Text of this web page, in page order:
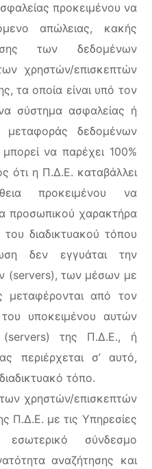
προκειμένου να
απώλειας, κακής
των δεδομένων
χρηστών/επισκεπτών
τα οποία είναι υπό τον
σύστημα ασφαλείας ή
μεταφοράς δεδομένων
να παρέχει 100%
ότι η Π.Δ.Ε. καταβάλλει
προκειμένου να
προσωπικού χαρακτήρα
διαδικτυακού τόπου
δεν εγγυάται την
(servers), των μέσων με
μεταφέρονται από τον
του υποκειμένου αυτών
(servers) της Π.Δ.Ε., ή
περιέρχεται σ’ αυτό,
τόπο.
των χρηστών/επισκεπτών
Π.Δ.Ε. με τις Υπηρεσίες
σύνδεσμο
αναζήτησης και